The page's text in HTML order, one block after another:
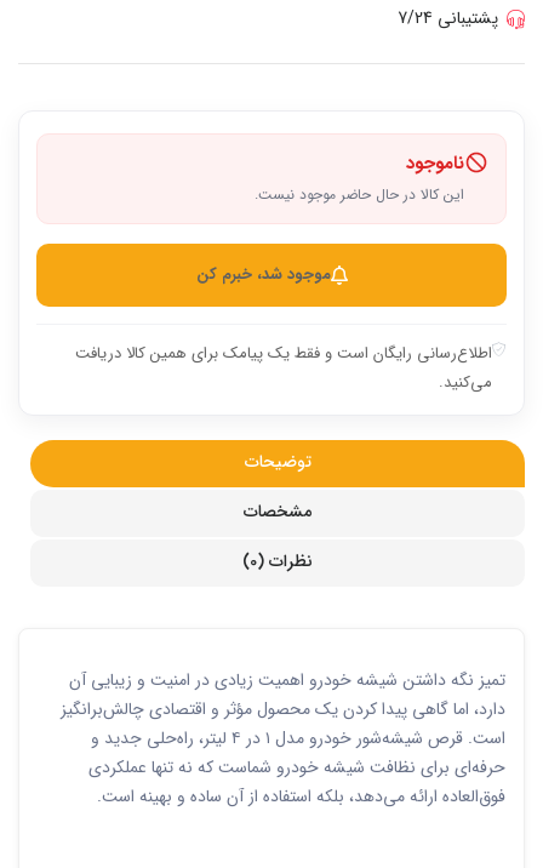
پشتیبانی 7/24
ناموجود
این کالا در حال حاضر موجود نیست.
موجود شد، خبرم کن
اطلاع‌رسانی رایگان است و فقط یک پیامک برای همین کالا دریافت
می‌کنید.
توضیحات
مشخصات
نظرات (0)
تمیز نگه داشتن شیشه خودرو اهمیت زیادی در امنیت و زیبایی آن
دارد، اما گاهی پیدا کردن یک محصول مؤثر و اقتصادی چالش‌برانگیز
است. قرص شیشه‌شور خودرو مدل ۱ در ۴ لیتر، راه‌حلی جدید و
حرفه‌ای برای نظافت شیشه خودرو شماست که نه تنها عملکردی
فوق‌العاده ارائه می‌دهد، بلکه استفاده از آن ساده و بهینه است.